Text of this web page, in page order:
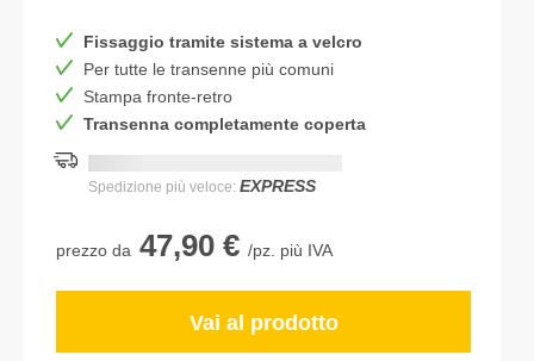
Fissaggio tramite sistema a velcro
Per tutte le transenne più comuni
Stampa fronte-retro
Transenna completamente coperta
Spedizione più veloce: EXPRESS
prezzo da 47,90 € /pz. più IVA
Vai al prodotto